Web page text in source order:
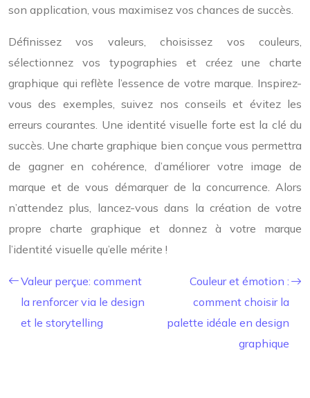
son application, vous maximisez vos chances de succès.
Définissez vos valeurs, choisissez vos couleurs,
sélectionnez vos typographies et créez une charte
graphique qui reflète l’essence de votre marque. Inspirez-
vous des exemples, suivez nos conseils et évitez les
erreurs courantes. Une identité visuelle forte est la clé du
succès. Une charte graphique bien conçue vous permettra
de gagner en cohérence, d’améliorer votre image de
marque et de vous démarquer de la concurrence. Alors
n’attendez plus, lancez-vous dans la création de votre
propre charte graphique et donnez à votre marque
l’identité visuelle qu’elle mérite !
Valeur perçue: comment
la renforcer via le design
et le storytelling
Couleur et émotion :
comment choisir la
palette idéale en design
graphique